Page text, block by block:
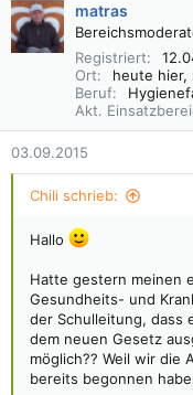
matras
Registriert
Ort
heute hier,
Beruf
Akt.
03.09.2015
Chili schrieb:
Hallo
Hatte gestern meinen
Gesundheits- und
der Schulleitung, dass
dem neuen Gesetz
möglich?? Weil wir die
bereits begonnen